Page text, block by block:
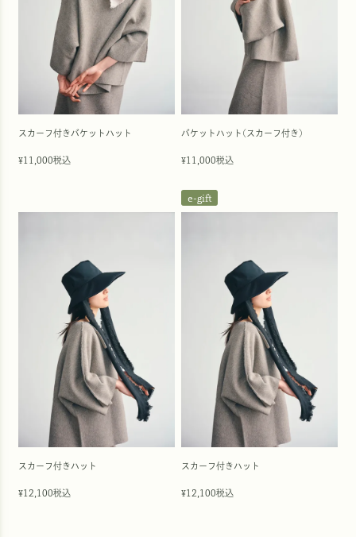
スカーフ付きバケットハット
¥11,000税込
バケットハット(スカーフ付き)
¥11,000税込
スカーフ付きハット
¥12,100税込
スカーフ付きハット
e-gift
¥12,100税込